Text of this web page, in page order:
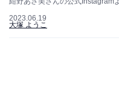
2023.06.19
大塚 ようこ